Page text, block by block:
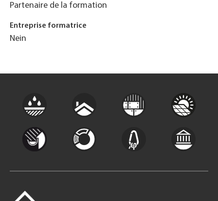
Partenaire de la formation
Entreprise formatrice
Nein